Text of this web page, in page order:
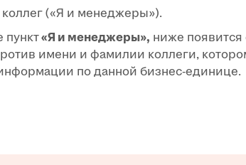
коллег («Я и менеджеры»).
пункт«Я и менеджеры», ниже появится
имени и фамилии коллеги,
по данной бизнес-единице.